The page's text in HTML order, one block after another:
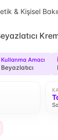
& Kişisel
Kullanma Amacı
Beyazlatıcı